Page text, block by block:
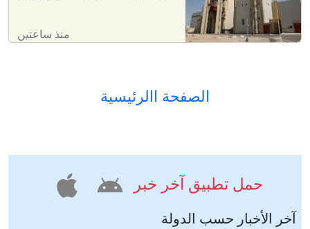
منذ ساعتين
الصفحة االرئيسية
حمل تطبيق آخر خبر
آخر الأخبار حسب الدولة